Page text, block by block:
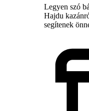
Legyen szó
Hajdu
segítenek